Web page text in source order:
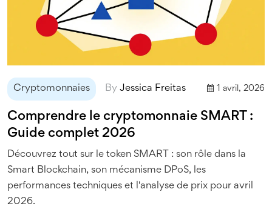
Cryptomonnaies By Jessica Freitas 1 avril, 2026
Comprendre le cryptomonnaie SMART :
Guide complet 2026
Découvrez tout sur le token SMART : son rôle dans la
Smart Blockchain, son mécanisme DPoS, les
performances techniques et l'analyse de prix pour avril
2026.